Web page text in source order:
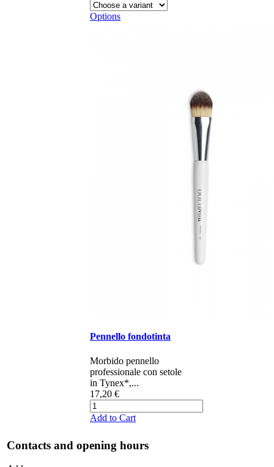
Options
Pennello fondotinta
Morbido pennello
professionale con setole
in Tynex*,...
17,20 €
Add to Cart
Contacts and opening hours